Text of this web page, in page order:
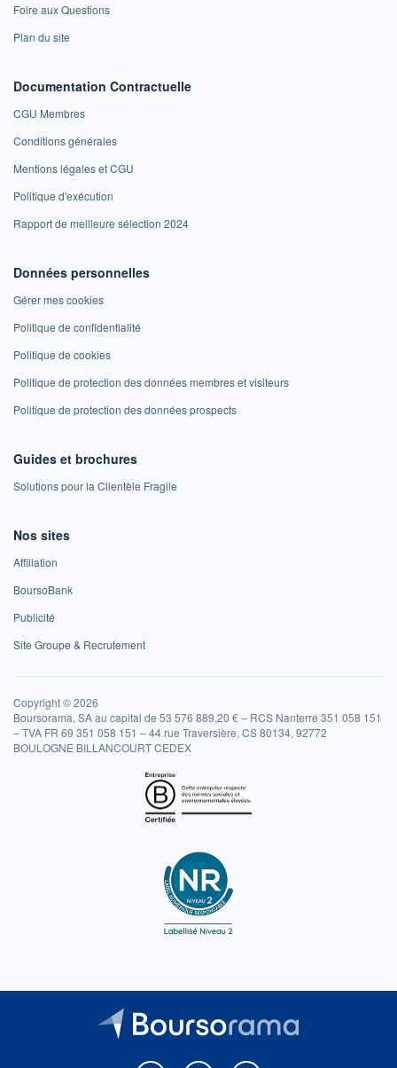
Foire aux Questions
Plan du site
Documentation Contractuelle
CGU Membres
Conditions générales
Mentions légales et CGU
Politique d'exécution
Rapport de meilleure sélection 2024
Données personnelles
Gérer mes cookies
Politique de confidentialité
Politique de cookies
Politique de protection des données membres et visiteurs
Politique de protection des données prospects
Guides et brochures
Solutions pour la Clientèle Fragile
Nos sites
Affiliation
BoursoBank
Publicité
Site Groupe & Recrutement
Copyright © 2026
Boursorama, SA au capital de 53 576 889,20 € – RCS Nanterre 351 058 151
– TVA FR 69 351 058 151 – 44 rue Traversière, CS 80134, 92772
BOULOGNE BILLANCOURT CEDEX